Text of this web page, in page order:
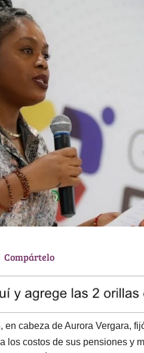
T
e
a
d
s
Compártelo
en cabeza de Aurora Vergara,
los costos de sus pensiones y